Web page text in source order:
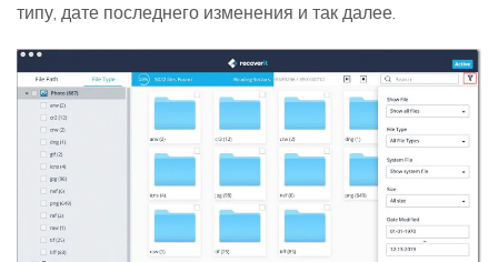
типу, дате последнего изменения и так далее.